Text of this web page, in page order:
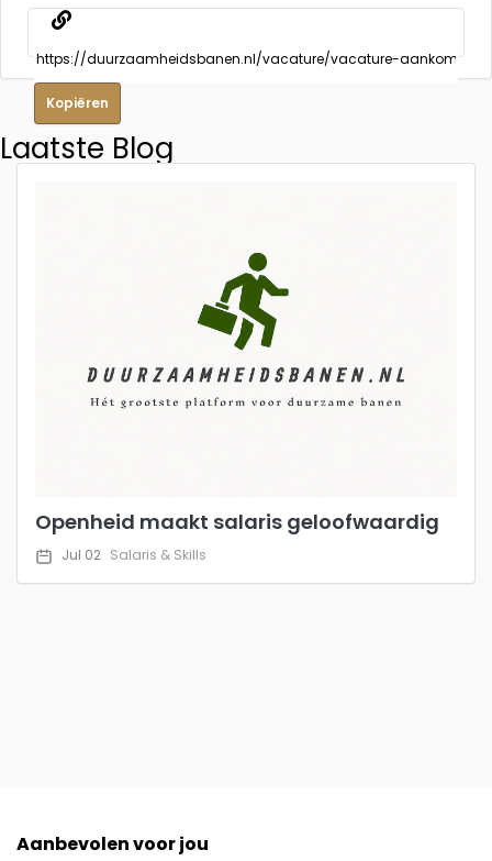
Kopiëren
Laatste Blog
Openheid maakt salaris geloofwaardig
Jul 02 Salaris & Skills
Aanbevolen voor jou